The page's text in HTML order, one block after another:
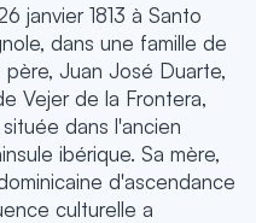
janvier 1813 à Santo
dans une famille de
Juan José Duarte,
Vejer de la Frontera,
dans l'ancien
ibérique. Sa mère,
d'ascendance
culturelle a